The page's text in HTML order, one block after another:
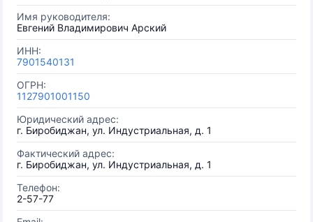
Имя руководителя:
Евгений Владимирович Арский
ИНН:
7901540131
ОГРН:
1127901001150
Юридический адрес:
г. Биробиджан, ул. Индустриальная, д. 1
Фактический адрес:
г. Биробиджан, ул. Индустриальная, д. 1
Телефон:
2-57-77